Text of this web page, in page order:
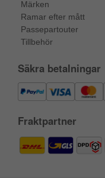
Märken
Ramar efter mått
Passepartouter
Tillbehör
Säkra betalningar
Fraktpartner